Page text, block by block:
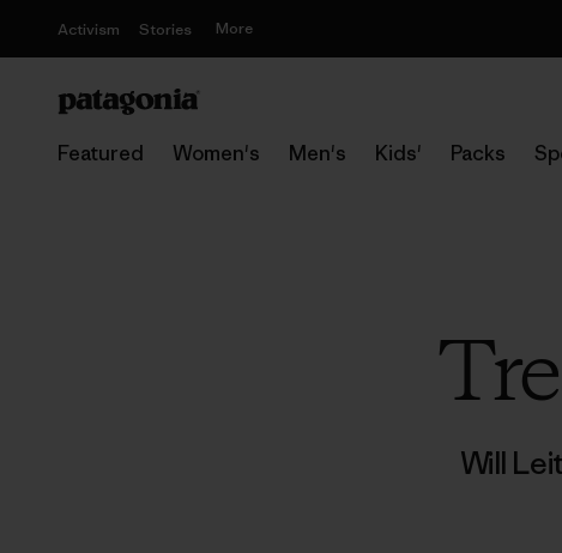
Activism Stories More
Featured Women's Men's Kids' Packs
Will